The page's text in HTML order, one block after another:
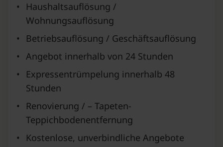
•
Haushaltsauflösung /
Wohnungsauflösung
•
Betriebsauflösung / Geschäftsauflösung
• Angebot innerhalb von 24 Stunden
•
Expressentrümpelung innerhalb 48
Stunden
•
Renovierung / – Tapeten-
Teppichbodenentfernung
•
Kostenlose, unverbindliche Angebote